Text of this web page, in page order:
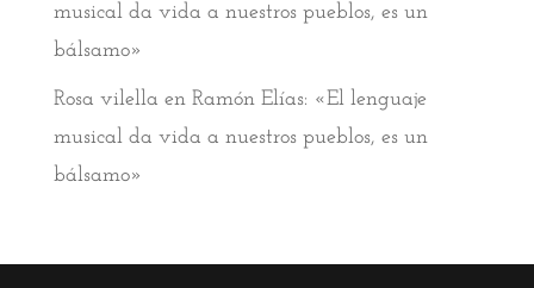
musical da vida a nuestros pueblos, es un
bálsamo»
Rosa vilella en Ramón Elías: «El lenguaje
musical da vida a nuestros pueblos, es un
bálsamo»